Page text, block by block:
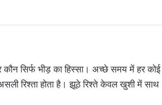
सिर्फ भीड़ का हिस्सा। अच्छे समय में हर कोई
रिश्ता होता है। झूठे रिश्ते केवल खुशी में साथ